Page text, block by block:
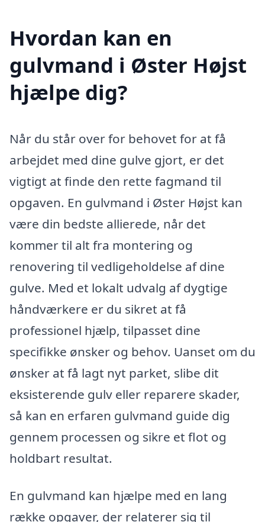
Hvordan kan en
gulvmand i Øster Højst
hjælpe dig?
Når du står over for behovet for at få
arbejdet med dine gulve gjort, er det
vigtigt at finde den rette fagmand til
opgaven. En gulvmand i Øster Højst kan
være din bedste allierede, når det
kommer til alt fra montering og
renovering til vedligeholdelse af dine
gulve. Med et lokalt udvalg af dygtige
håndværkere er du sikret at få
professionel hjælp, tilpasset dine
specifikke ønsker og behov. Uanset om du
ønsker at få lagt nyt parket, slibe dit
eksisterende gulv eller reparere skader,
så kan en erfaren gulvmand guide dig
gennem processen og sikre et flot og
holdbart resultat.
En gulvmand kan hjælpe med en lang
række opgaver, der relaterer sig til